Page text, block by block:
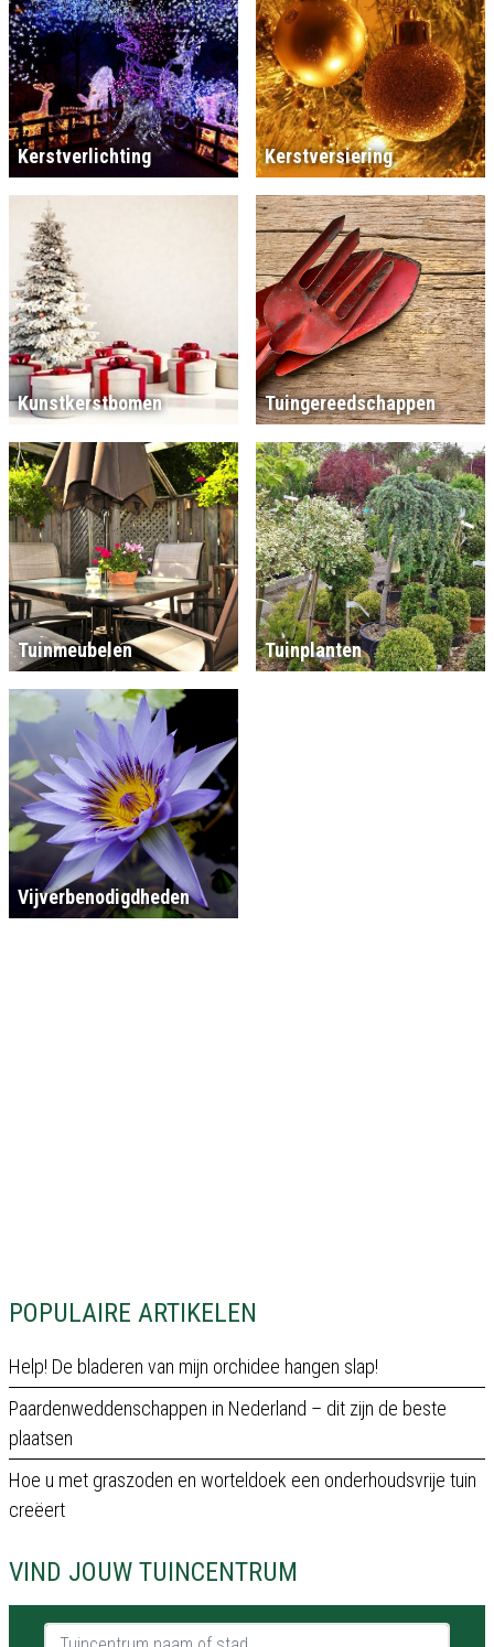
POPULAIRE ARTIKELEN
Help! De bladeren van mijn orchidee hangen slap!
Paardenweddenschappen in Nederland – dit zijn de beste
plaatsen
Hoe u met graszoden en worteldoek een onderhoudsvrije tuin
creëert
VIND JOUW TUINCENTRUM
Tuincentrum naam of stad
Kerstverlichting Kerstversiering
Kunstkerstbomen Tuingereedschappen
Tuinmeubelen Tuinplanten
Vijverbenodigdheden